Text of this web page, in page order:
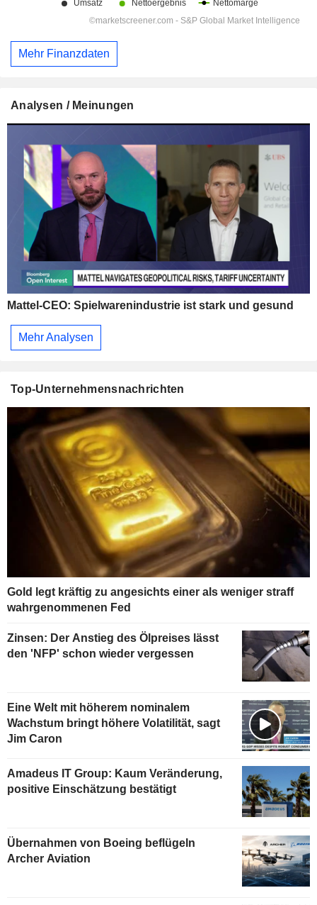
Mehr Finanzdaten
Analysen / Meinungen
Mattel-CEO: Spielwarenindustrie ist stark und gesund
Mehr Analysen
Top-Unternehmensnachrichten
Gold legt kräftig zu angesichts einer als weniger straff
wahrgenommenen Fed
Zinsen: Der Anstieg des Ölpreises lässt
den 'NFP' schon wieder vergessen
Eine Welt mit höherem nominalem
Wachstum bringt höhere Volatilität, sagt
Jim Caron
Amadeus IT Group: Kaum Veränderung,
positive Einschätzung bestätigt
Übernahmen von Boeing beflügeln
Archer Aviation